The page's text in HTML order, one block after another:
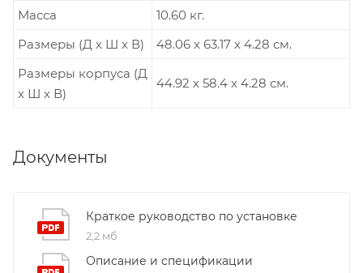
Масса
10.60 кг.
Размеры (Д х Ш х В)
48.06 x 63.17 x 4.28 см.
Размеры корпуса (Д
x Ш x В)
44.92 x 58.4 x 4.28 см.
Документы
Краткое руководство по установке
2,2 мб
Описание и спецификации